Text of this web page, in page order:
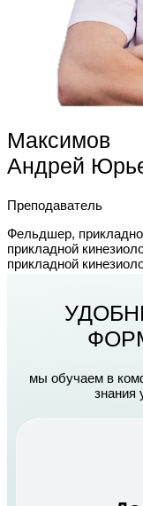
Максимов
Андрей
Преподаватель
Фельдшер,
прикладной
прикладной
мы обучаем в
знания